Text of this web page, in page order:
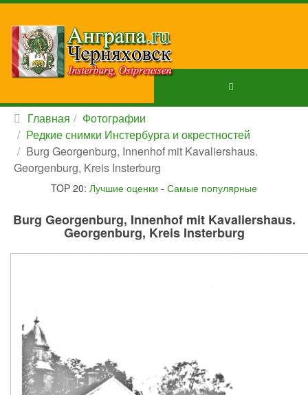
Главная
Фотографии
Редкие снимки Инстербурга и окрестностей
Burg Georgenburg, Innenhof mit Kavaliershaus.
Georgenburg, Kreis Insterburg
TOP 20: Лучшие оценки - Самые популярные
Burg Georgenburg, Innenhof mit Kavaliershaus.
Georgenburg, Kreis Insterburg